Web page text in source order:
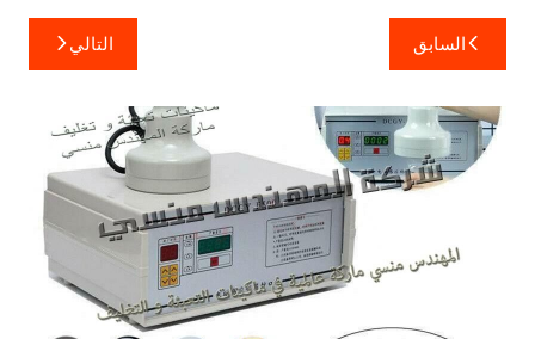
تصفّح
المقالات
السابق التالي